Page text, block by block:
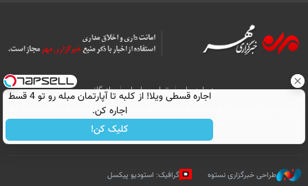
درباره ما تماس با ما
بازرگانی
All Content by Mehr News Agency is licensed under a Creative Commons
Attribution 4.0 International License.
طراحی خبرگزاری نستوه گرافیک: استودیو پیکسل
اجاره‌ قسطی ویلا! از کلبه تا آپارتمان مبله رو تو 4 قسط
اجاره کن.
کلیک کن!